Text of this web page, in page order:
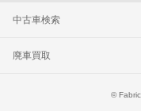
中古車検索
廃車買取
©